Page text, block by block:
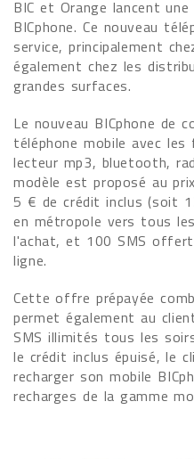
BIC et Orange lancent
BICphone. Ce nouveau
service, principalement
également chez les
grandes surfaces.
Le nouveau BICphone de
téléphone mobile avec
lecteur mp3, bluetooth,
modèle est proposé au
5 € de crédit inclus (soit
en métropole vers tous
l'achat, et 100 SMS
ligne.
Cette offre prépayée
permet également au
SMS illimités tous les
le crédit inclus épuisé, le
recharger son mobile
recharges de la gamme